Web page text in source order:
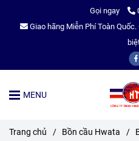
Gọi ngay
Giao hãng Miễn Phí Toàn
MENU
Trang chủ / Bồn cầu Hwata /